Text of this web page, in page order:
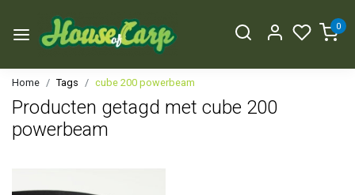
0
Home Tags cube 200 powerbeam
Producten getagd met cube 200
powerbeam